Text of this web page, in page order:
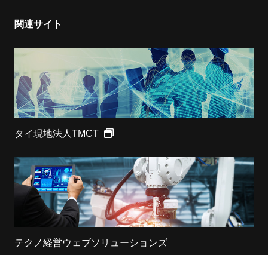
関連サイト
タイ現地法人TMCT
テクノ経営ウェブソリューションズ